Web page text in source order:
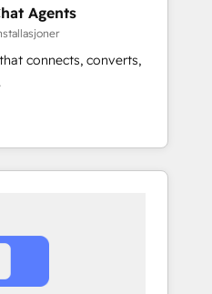
Agents
connects, converts,